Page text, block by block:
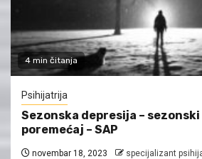
4 min čitanja
Psihijatrija
Sezonska depresija –
poremećaj – SAP
novembar 18, 2023 specijalizant